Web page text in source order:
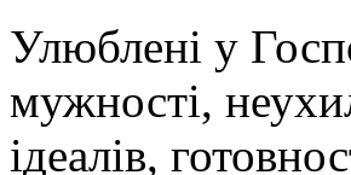
Улюблені у
мужності,
ідеалів,